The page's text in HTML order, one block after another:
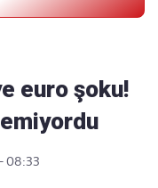
euro şoku!
08:33